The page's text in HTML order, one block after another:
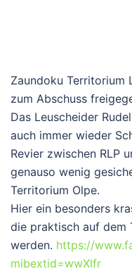
Zaundoku Territorium
zum Abschuss
Das Leuscheider
auch immer wieder
Revier zwischen RLP
genauso wenig
Territorium Olpe.
Hier ein besonders
die praktisch auf dem
werden. https://
mibextid=wwXlfr